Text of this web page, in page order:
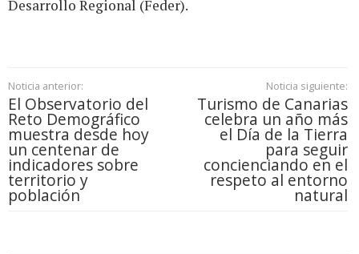
Desarrollo Regional (Feder).
Noticia anterior:
El Observatorio del
Reto Demográfico
muestra desde hoy
un centenar de
indicadores sobre
territorio y
población
Noticia siguiente:
Turismo de Canarias
celebra un año más
el Día de la Tierra
para seguir
concienciando en el
respeto al entorno
natural